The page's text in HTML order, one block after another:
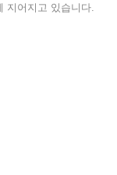
지어지고 있습니다.